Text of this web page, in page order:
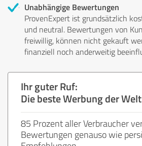
Unabhängige Bewertungen
ProvenExpert ist grundsätzlich
und neutral. Bewertungen von
freiwillig, können nicht gekauft
finanziell noch anderweitig
Ihr guter Ruf:
Die beste Werbung der
85 Prozent aller Verbraucher
Bewertungen genauso wie